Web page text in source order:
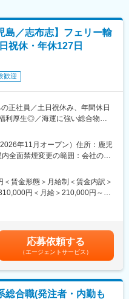
／志布志】フェリー輸
祝休・年休127日
歓迎
正社員／土日祝休み、年間休日
利厚生◎／海運に強い総合物流
・関西向け）を活用した輸送
庫事業を柱にして、持続可能な
下ろし作業、トレーラーのフェ
す。ドライバー本人の長距離輸
が可能です。
年11月オープン）住所：鹿児
全面禁煙変更の範囲：会社の定
賃金形態＞月給制＜賃金内訳＞
円＜月給＞210,000円～
は固定手当を含めた表記です。
応募依頼する
（エージェントサービス）
総合職(発注者・内勤も